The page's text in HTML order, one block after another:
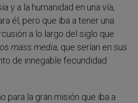
y a la humanidad en una vía,
él, pero que iba a tener una
a lo largo del siglo que
mass media, que serían en sus
de innegable fecundidad
para la gran misión que iba a